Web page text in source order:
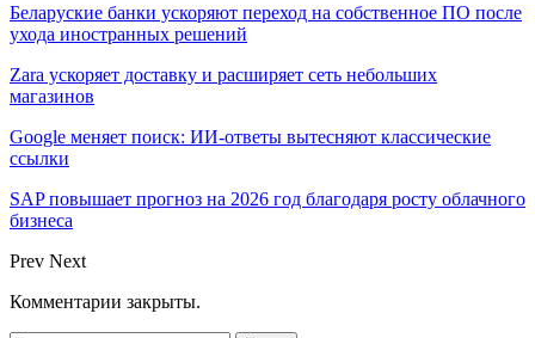
Беларуские банки ускоряют переход на собственное ПО после
ухода иностранных решений
Zara ускоряет доставку и расширяет сеть небольших
магазинов
Google меняет поиск: ИИ-ответы вытесняют классические
ссылки
SAP повышает прогноз на 2026 год благодаря росту облачного
бизнеса
Prev Next
Комментарии закрыты.